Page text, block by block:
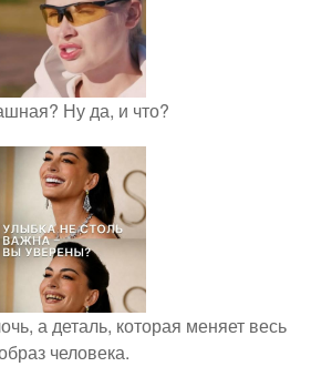
Ну да, и что?
а деталь, которая меняет весь
человека.